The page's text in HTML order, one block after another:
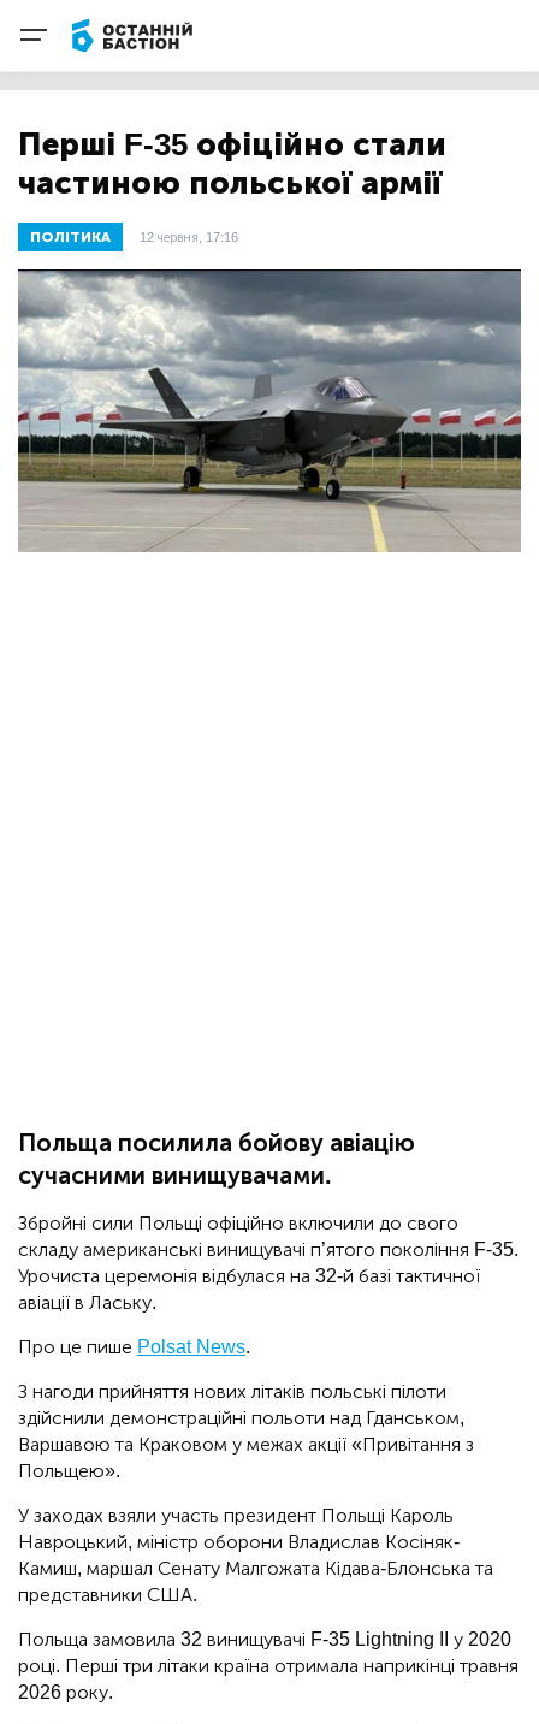
Перші F-35 офіційно стали
частиною польської армії
ПОЛІТИКА 12 червня, 17:16
Польща посилила бойову авіацію
сучасними винищувачами.
Збройні сили Польщі офіційно включили до свого
складу американські винищувачі п’ятого покоління F-35.
Урочиста церемонія відбулася на 32-й базі тактичної
авіації в Лаську.
Про це пише Polsat News.
З нагоди прийняття нових літаків польські пілоти
здійснили демонстраційні польоти над Гданськом,
Варшавою та Краковом у межах акції «Привітання з
Польщею».
У заходах взяли участь президент Польщі Кароль
Навроцький, міністр оборони Владислав Косіняк-
Камиш, маршал Сенату Малгожата Кідава-Блонська та
представники США.
Польща замовила 32 винищувачі F-35 Lightning II у 2020
році. Перші три літаки країна отримала наприкінці травня
2026 року.